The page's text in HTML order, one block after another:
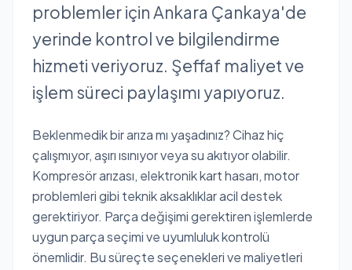
problemler için Ankara Çankaya'de
yerinde kontrol ve bilgilendirme
hizmeti veriyoruz. Şeffaf maliyet ve
işlem süreci paylaşımı yapıyoruz.
Beklenmedik bir arıza mı yaşadınız? Cihaz hiç
çalışmıyor, aşırı ısınıyor veya su akıtıyor olabilir.
Kompresör arızası, elektronik kart hasarı, motor
problemleri gibi teknik aksaklıklar acil destek
gerektiriyor. Parça değişimi gerektiren işlemlerde
uygun parça seçimi ve uyumluluk kontrolü
önemlidir. Bu süreçte seçenekleri ve maliyetleri